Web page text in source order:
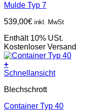
Mulde Typ 7
539,00€ inkl. MwSt
Enthält 10% USt.
Kostenloser Versand
+
Schnellansicht
Blechschrott
Container Typ 40